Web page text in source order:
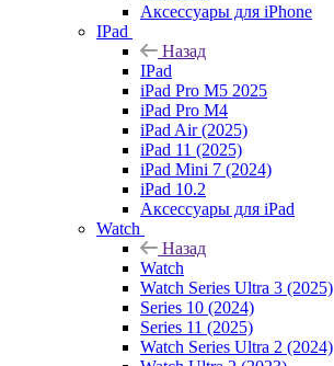
Аксессуары для iPhone
IPad
Назад
IPad
iPad Pro M5 2025
iPad Pro M4
iPad Air (2025)
iPad 11 (2025)
iPad Mini 7 (2024)
iPad 10.2
Аксессуары для iPad
Watch
Назад
Watch
Watch Series Ultra 3 (2025)
Series 10 (2024)
Series 11 (2025)
Watch Series Ultra 2 (2024)